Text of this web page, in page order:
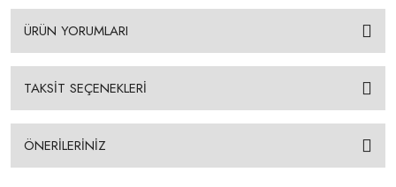
ÜRÜN YORUMLARI
TAKSİT SEÇENEKLERİ
ÖNERİLERİNİZ